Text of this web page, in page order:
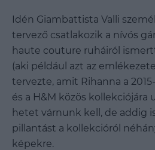
Idén Giambattista Valli
tervező csatlakozik a nívós
haute couture ruháiról
(aki például azt az
tervezte, amit Rihanna a
és a H&M közös
hetet várnunk kell, de addig
pillantást a kollekcióról
képekre.